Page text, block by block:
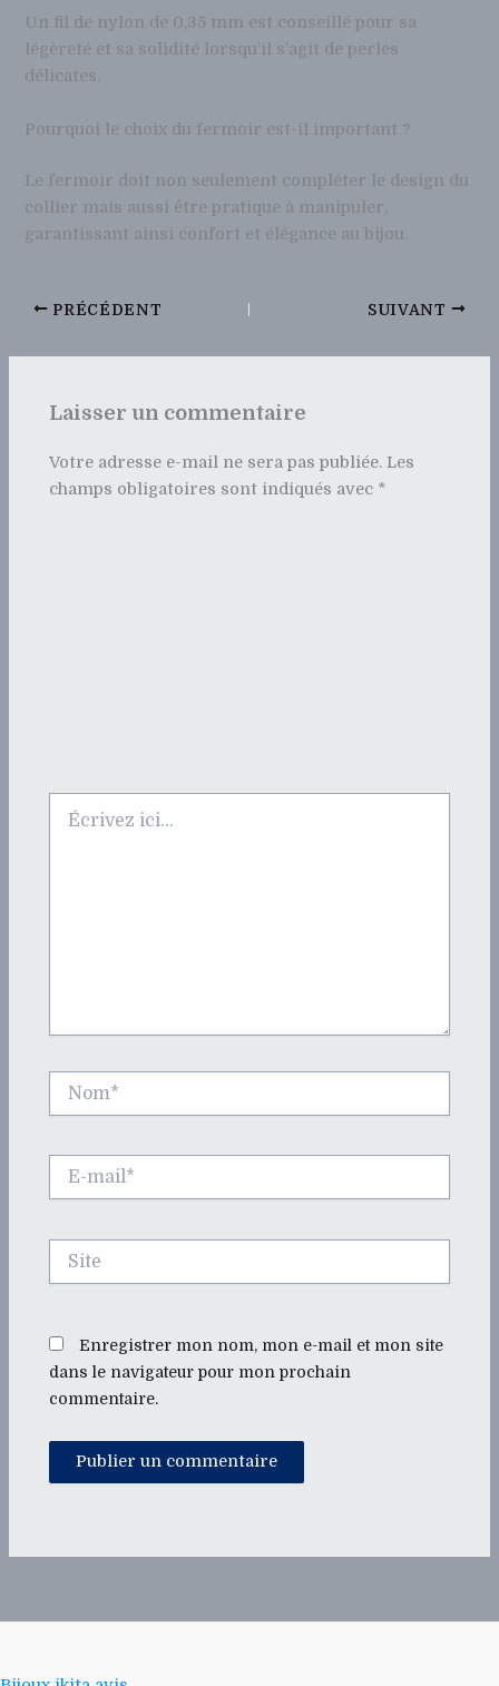
Un fil de nylon de 0,35 mm est conseillé pour sa
légèreté et sa solidité lorsqu’il s’agit de perles
délicates.
Pourquoi le choix du fermoir est-il important ?
Le fermoir doit non seulement compléter le design du
collier mais aussi être pratique à manipuler,
garantissant ainsi confort et élégance au bijou.
PRÉCÉDENT SUIVANT
Laisser un commentaire
Votre adresse e-mail ne sera pas publiée. Les
champs obligatoires sont indiqués avec *
ici…
mail*
Enregistrer mon nom, mon e-mail et mon site
dans le navigateur pour mon prochain
commentaire.